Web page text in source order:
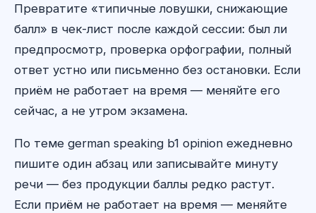
Превратите «типичные ловушки, снижающие
балл» в чек-лист после каждой сессии: был ли
предпросмотр, проверка орфографии, полный
ответ устно или письменно без остановки. Если
приём не работает на время — меняйте его
сейчас, а не утром экзамена.
По теме german speaking b1 opinion ежедневно
пишите один абзац или записывайте минуту
речи — без продукции баллы редко растут.
Если приём не работает на время — меняйте